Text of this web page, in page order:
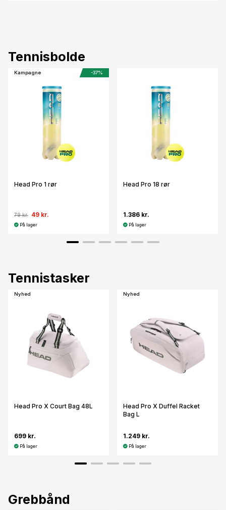
Tennisbolde
Kampagne -37%
Head Pro 1 rør
79 kr. 49 kr.
På lager
Head Pro 18 rør
1.386 kr.
På lager
Tennistasker
Nyhed
Head Pro X Court Bag 48L
699 kr.
På lager
Nyhed
Head Pro X Duffel Racket
Bag L
1.249 kr.
På lager
Grebbånd